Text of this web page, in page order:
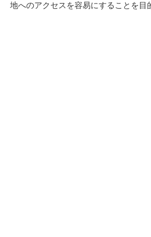
地へのアクセスを容易にすることを目